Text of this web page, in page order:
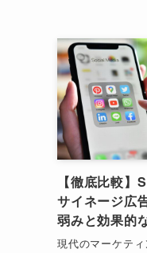
【徹底比較
サイネージ広
弱みと効果的
現代のマーケテ